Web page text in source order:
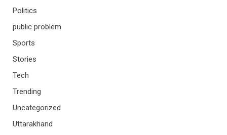
Politics
public problem
Sports
Stories
Tech
Trending
Uncategorized
Uttarakhand